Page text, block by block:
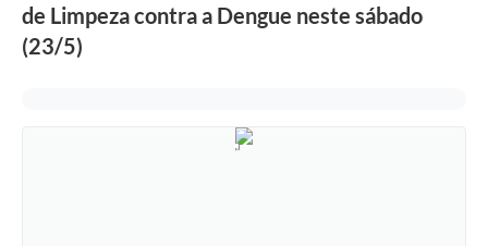
de Limpeza contra a Dengue neste sábado
(23/5)